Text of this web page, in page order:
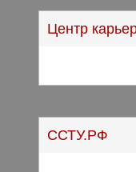
Центр
ССТУ.РФ